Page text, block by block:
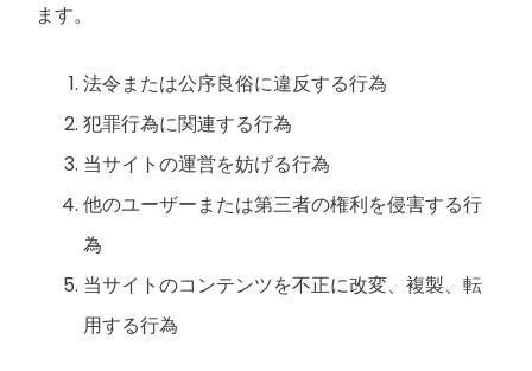
ます。
法令または公序良俗に違反する行為
犯罪行為に関連する行為
当サイトの運営を妨げる行為
他のユーザーまたは第三者の権利を侵害する行
為
当サイトのコンテンツを不正に改変、複製、転
用する行為